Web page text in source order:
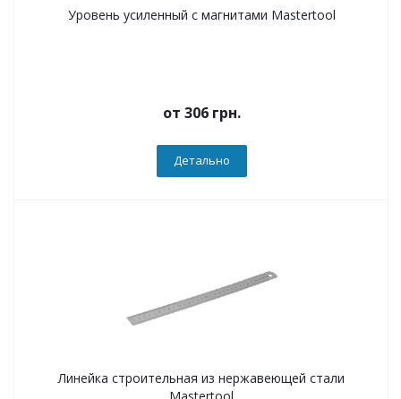
Уровень усиленный с магнитами Mastertool
от 306 грн.
Детально
Линейка строительная из нержавеющей стали